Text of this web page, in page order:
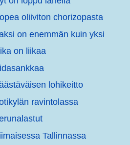
oliiviton chorizopasta
on enemmän kuin yksi
on liikaa
lohikeitto
ravintolassa
Tallinnassa